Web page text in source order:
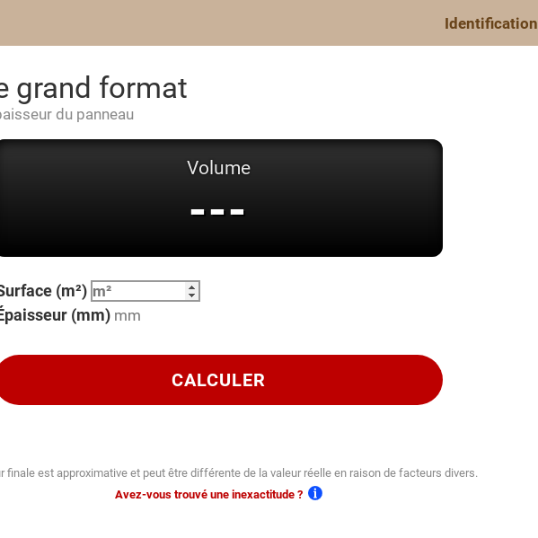
Identification
grand format
du panneau
Volume
---
(m²)
(mm)
CALCULER
finale est approximative et peut être différente de la valeur réelle en raison de facteurs divers.
Avez-vous trouvé une inexactitude ?